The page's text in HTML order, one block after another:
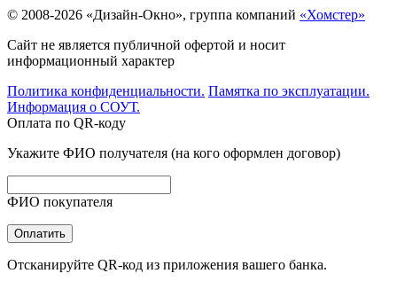
© 2008-2026 «Дизайн-Окно», группа компаний «Хомстер»
Сайт не является публичной офертой и носит
информационный характер
Политика конфиденциальности. Памятка по эксплуатации.
Информация о СОУТ.
Оплата по QR-коду
Укажите ФИО получателя (на кого оформлен договор)
ФИО покупателя
Оплатить
Отсканируйте QR-код из приложения вашего банка.